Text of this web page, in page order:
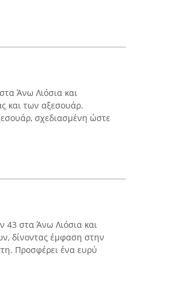
Άνω Λιόσια και
και των αξεσουάρ.
σχεδιασμένη ώστε
43 στα Άνω Λιόσια και
δίνοντας έμφαση στην
Προσφέρει ένα ευρύ